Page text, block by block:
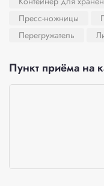
Пресс-ножницы
Перегружатель
Пункт приёма на